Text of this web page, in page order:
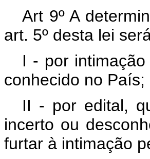
Art 9º A
art. 5º desta lei
I - por
conhecido no País;
II - por edital,
incerto ou
furtar à intimação